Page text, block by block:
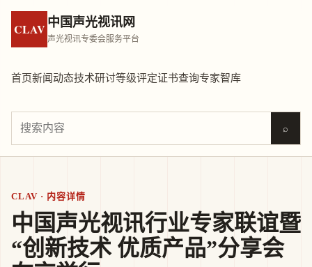
CLAV 中国声光视讯网
声光视讯专委会服务平台
首页新闻动态技术研讨等级评定证书查询专家智库
⌕
CLAV · 内容详情
中国声光视讯行业专家联谊暨
“创新技术 优质产品”分享会